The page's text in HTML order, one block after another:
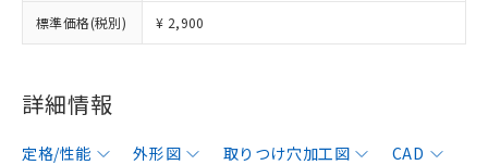
標準価格(税別) ¥ 2,900
詳細情報
定格/性能 外形図 取りつけ穴加工図
CAD